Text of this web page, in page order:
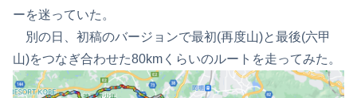
ーを迷っていた。
別の日、初稿のバージョンで最初(再度山)と最後(六甲
山)をつなぎ合わせた80kmくらいのルートを走ってみた。